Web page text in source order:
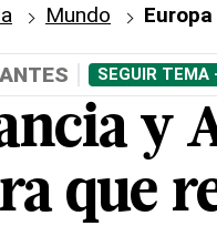
Mundo Europa
SEGUIR TEMA
y
que